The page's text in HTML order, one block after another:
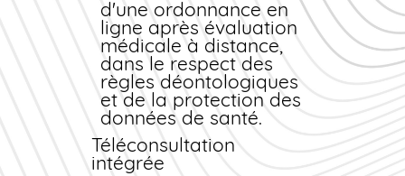
chat en ligne du lundi
au samedi pour
répondre à toutes vos
interrogations sur le
produit, la posologie,
les interactions
médicamenteuses ou
les effets secondaires.
Suivi de livraison
d'une ordonnance en
ligne après évaluation
médicale à distance,
dans le respect des
règles déontologiques
et de la protection des
données de santé.
Téléconsultation
intégrée